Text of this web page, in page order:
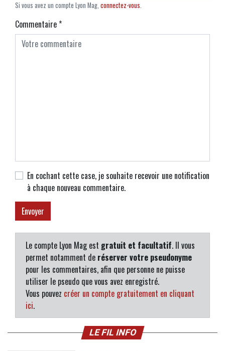
Si vous avez un compte Lyon Mag, connectez-vous.
Commentaire*
En cochant cette case, je souhaite recevoir une notification
à chaque nouveau commentaire.
Le compte Lyon Mag est gratuit et facultatif. Il vous
permet notamment de réserver votre pseudonyme
pour les commentaires, afin que personne ne puisse
utiliser le pseudo que vous avez enregistré.
Vous pouvez créer un compte gratuitement en cliquant
ici.
LE FIL INFO